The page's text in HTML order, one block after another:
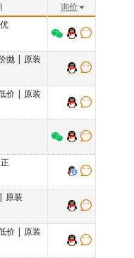
询价
抛 | 原装
价 | 原装
原装
价 | 原装